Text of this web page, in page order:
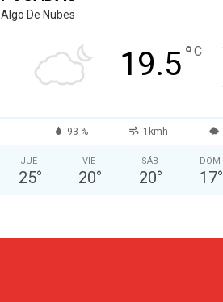
Algo De Nubes
19.5°C
93 % 1kmh
JUE
25°
VIE
20°
SÁB
20°
DOM
17°